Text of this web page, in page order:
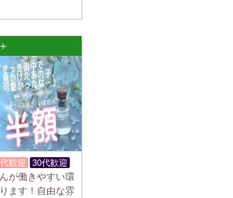
！ 今後も新規
大募集しま
給料をお支払
を心がけてお
歓迎 30代歓迎
が働きやすい環
ます！自由な雰